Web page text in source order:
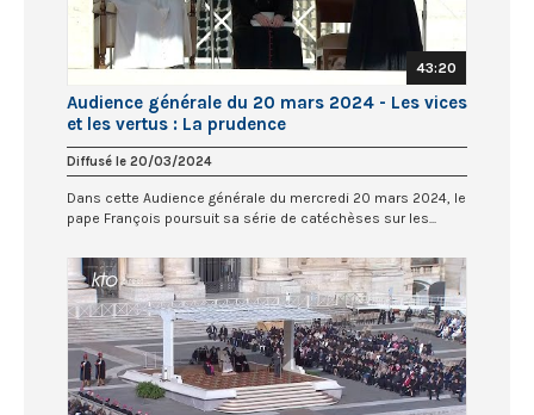
43:20
Audience générale du 20 mars 2024 - Les vices
et les vertus : La prudence
Diffusé le 20/03/2024
Dans cette Audience générale du mercredi 20 mars 2024, le
pape François poursuit sa série de catéchèses sur les...